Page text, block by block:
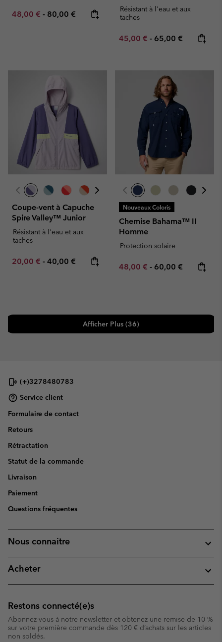
Minimum sale price:
48,00 € - Maximum price:
80,00 €
Résistant à l'eau et aux
taches
Minimum sale price:
45,00 € - Maximum price:
65,00 €
Coupe-vent à Capuche
Spire Valley™ Junior
Résistant à l'eau et aux
taches
Minimum sale price:
20,00 € - Maximum price:
40,00 €
Nouveaux Coloris
Chemise Bahama™ II
Homme
Protection solaire
Minimum sale price:
48,00 € - Maximum price:
60,00 €
Afficher Plus (36)
(+)3278480783
Service client
Formulaire de contact
Retours
Rétractation
Statut de la commande
Livraison
Paiement
Questions fréquentes
Nous connaitre
Acheter
Restons connecté(e)s
Abonnez-vous à notre newsletter et obtenez une remise de 10 %
sur votre première commande dès 120 € d’achats sur les articles
non soldés.